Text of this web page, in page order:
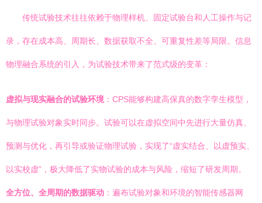
传统试验技术往往依赖于物理样机、固定试验台和人工操作与记
录，存在成本高、周期长、数据获取不全、可重复性差等局限。信息
物理融合系统的引入，为试验技术带来了范式级的变革：
虚拟与现实融合的试验环境 ：CPS能够构建高保真的数字孪生模型，
与物理试验对象实时同步。试验可以在虚拟空间中先进行大量仿真、
预测与优化，再引导或验证物理试验，实现了“虚实结合、以虚预实、
以实校虚”，极大降低了实物试验的成本与风险，缩短了研发周期。
全方位、全周期的数据驱动 ：遍布试验对象和环境的智能传感器网